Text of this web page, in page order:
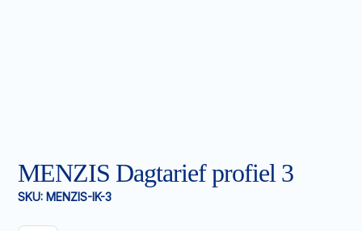
MENZIS Dagtarief profiel 3
SKU: MENZIS-IK-3